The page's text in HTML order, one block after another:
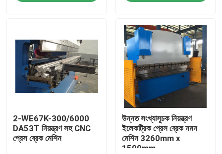
বাড়ি
পণ্য
কারখানা পরিদর্শন
2-WE67K-300/6000
DA53T নিয়ন্ত্রণ সহ CNC
প্রেস ব্রেক মেশিন
উন্নত সংখ্যাসূচক নিয়ন্ত্রণ
ইলেকট্রিক প্রেস ব্রেক নমন
মেশিন 3260mm x
1500mm